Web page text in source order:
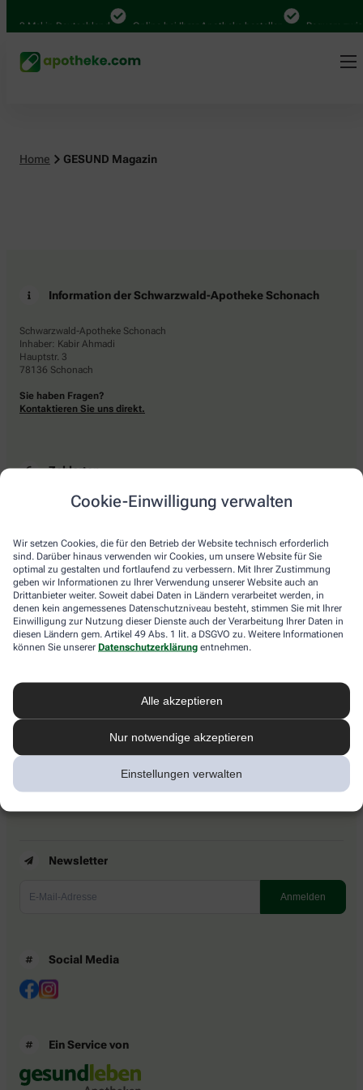
Cookie-Einwilligung verwalten
Wir setzen Cookies, die für den Betrieb der Website technisch erforderlich
sind. Darüber hinaus verwenden wir Cookies, um unsere Website für Sie
optimal zu gestalten und fortlaufend zu verbessern. Mit Ihrer Zustimmung
geben wir Informationen zu Ihrer Verwendung unserer Website auch an
Drittanbieter weiter. Soweit dabei Daten in Ländern verarbeitet werden, in
denen kein angemessenes Datenschutzniveau besteht, stimmen Sie mit Ihrer
Einwilligung zur Nutzung dieser Dienste auch der Verarbeitung Ihrer Daten in
diesen Ländern gem. Artikel 49 Abs. 1 lit. a DSGVO zu. Weitere Informationen
können Sie unserer Datenschutzerklärung entnehmen.
Alle akzeptieren
Nur notwendige akzeptieren
Einstellungen verwalten
Mal in Deutschland Online bei Ihrer Apotheke bestellen Bequem
Home GESUND Magazin
Information der Schwarzwald-Apotheke Schonach
Schwarzwald-Apotheke Schonach
Inhaber: Kabir Ahmadi
Hauptstr. 3
78136 Schonach
Sie haben Fragen?
Kontaktieren Sie uns direkt.
Zahlarten
Bar oder mit einer anderen akzeptierten Zahlungsart Ihrer Apotheke vor Ort.
Lieferarten
Abholung in der Apotheke
Botendienstlieferung
apotheke.com Informationen
Newsletter
Barrierefreiheitserklärung
Newsletter
Social Media
Ein Service von